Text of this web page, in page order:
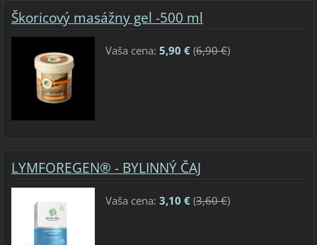
Škoricový masážny gel -500 ml
Vaša cena: 5,90 €(6,90 €)
LYMFOREGEN® - BYLINNÝ ČAJ
Vaša cena: 3,10 €(3,60 €)